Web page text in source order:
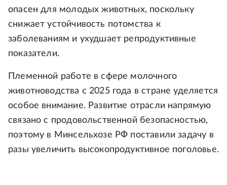
опасен для молодых животных, поскольку
снижает устойчивость потомства к
заболеваниям и ухудшает репродуктивные
показатели.
Племенной работе в сфере молочного
животноводства с 2025 года в стране уделяется
особое внимание. Развитие отрасли напрямую
связано с продовольственной безопасностью,
поэтому в Минсельхозе РФ поставили задачу в
разы увеличить высокопродуктивное поголовье.